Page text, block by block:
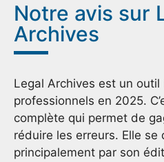
Notre avis sur
Archives
Legal Archives est un
professionnels en 2025.
complète qui permet de
réduire les erreurs. Elle se
principalement par son